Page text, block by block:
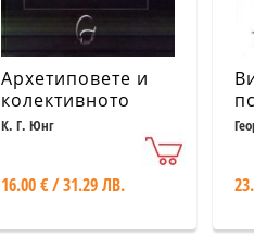
Архетиповете и
колективното
несъзнавано
К. Г. Юнг
16.00 € / 31.29 ЛВ.